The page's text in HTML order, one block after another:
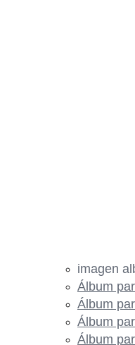
imagen
Álbum
Álbum
Álbum
Álbum